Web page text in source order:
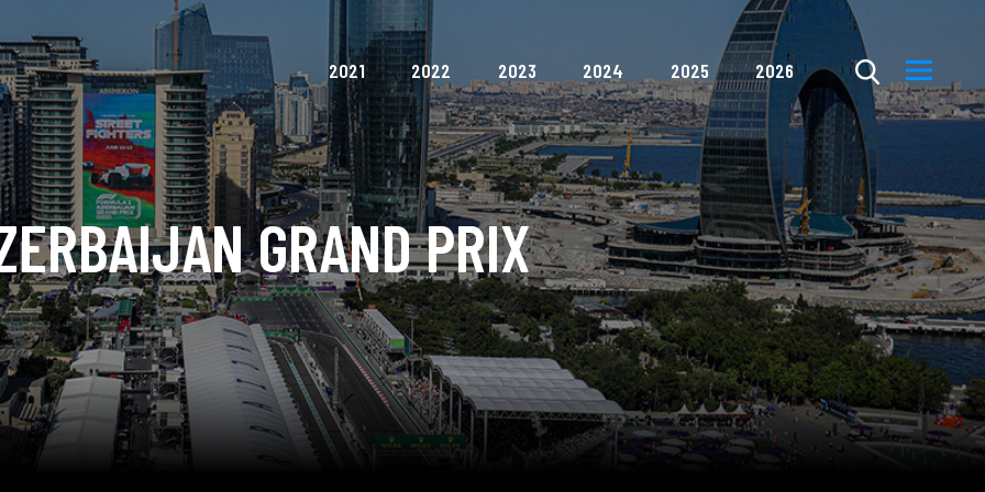
2021 2022 2023 2024 2025 2026
GRAND PRIX